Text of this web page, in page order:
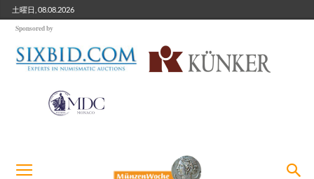
土曜日, 08.08.2026
Sponsored by